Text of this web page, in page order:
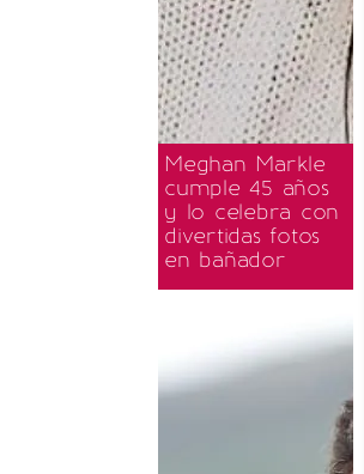
Meghan Markle
cumple 45 años
y lo celebra con
divertidas fotos
en bañador